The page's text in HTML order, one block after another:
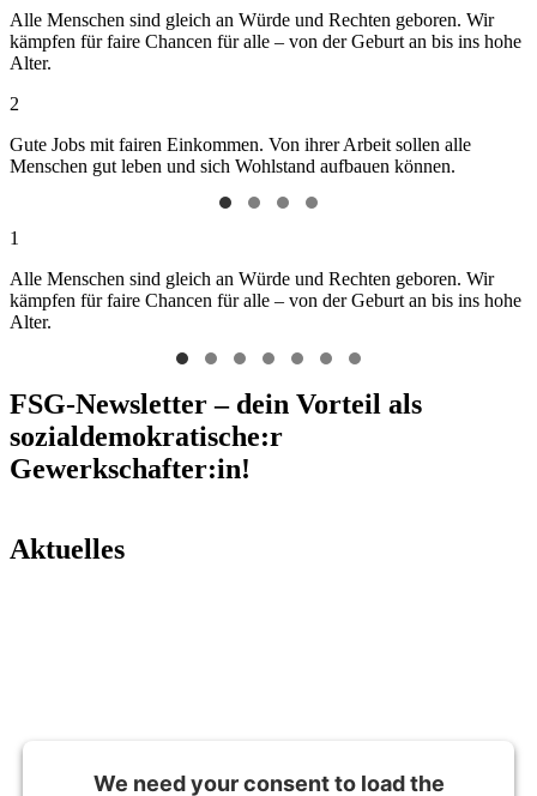
Alle Menschen sind gleich an Würde und Rechten geboren. Wir
kämpfen für faire Chancen für alle – von der Geburt an bis ins hohe
Alter.
2
Gute Jobs mit fairen Einkommen. Von ihrer Arbeit sollen alle
Menschen gut leben und sich Wohlstand aufbauen können.
1
Alle Menschen sind gleich an Würde und Rechten geboren. Wir
kämpfen für faire Chancen für alle – von der Geburt an bis ins hohe
Alter.
FSG-Newsletter – dein Vorteil als
sozialdemokratische:r
Gewerkschafter:in!
Aktuelles
We need your consent to load the